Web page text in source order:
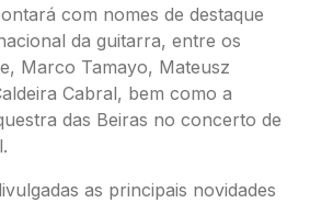
com nomes de destaque
da guitarra, entre os
Marco Tamayo, Mateusz
Cabral, bem como a
das Beiras no concerto de
as principais novidades